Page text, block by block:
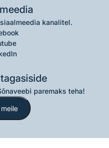
kanalitel.
paremaks teha!